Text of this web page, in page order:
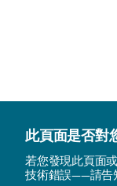
此頁面是否對
若您發現此頁面
技術錯誤——請告